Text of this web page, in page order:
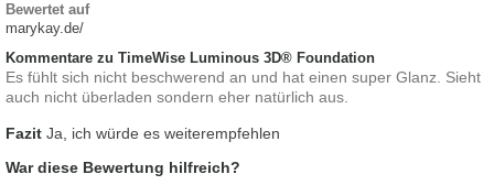
Bewertet auf
marykay.de/
Kommentare zu TimeWise Luminous 3D® Foundation
Es fühlt sich nicht beschwerend an und hat einen super Glanz. Sieht
auch nicht überladen sondern eher natürlich aus.
Fazit Ja, ich würde es weiterempfehlen
War diese Bewertung hilfreich?